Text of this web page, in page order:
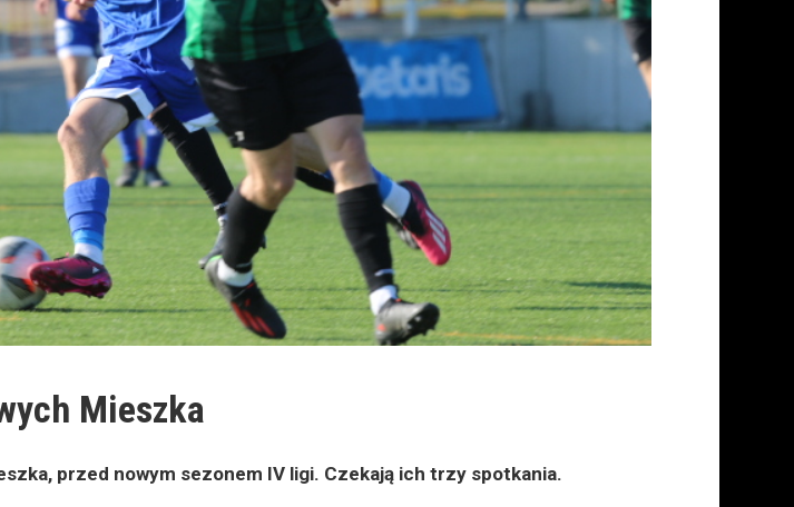
Mieszka
przed nowym sezonem IV ligi. Czekają ich trzy spotkania.